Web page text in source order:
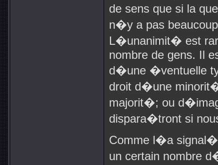
de sens que si la
n�y a pas
L�unanimit� est
nombre de gens. Il
d�une �ventuelle
droit d�une
majorit�; ou
dispara�tront si
Comme l�a
un certain nombre